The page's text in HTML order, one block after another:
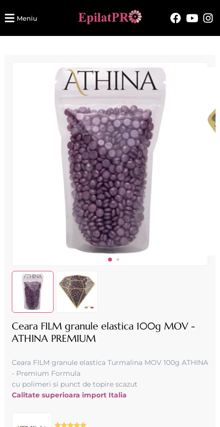
Meniu
Ceara FILM granule elastica 100g MOV -
ATHINA PREMIUM
Ceara FILM granule elastica Turmalina MOV 100g ATHINA
- Premium Formula
cu polimeri si punct de topire scazut
Calitate superioara import Italia